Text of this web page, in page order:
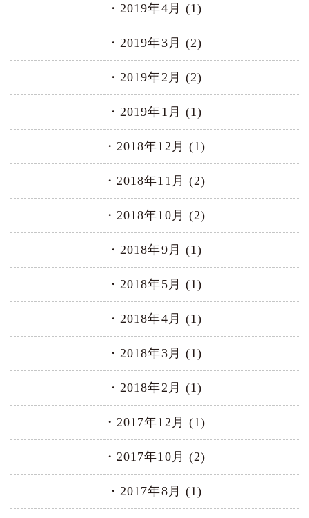
2019年4月 (1)
2019年3月 (2)
2019年2月 (2)
2019年1月 (1)
2018年12月 (1)
2018年11月 (2)
2018年10月 (2)
2018年9月 (1)
2018年5月 (1)
2018年4月 (1)
2018年3月 (1)
2018年2月 (1)
2017年12月 (1)
2017年10月 (2)
2017年8月 (1)